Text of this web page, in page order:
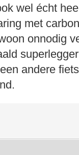
wel écht
met
onnodig
andere